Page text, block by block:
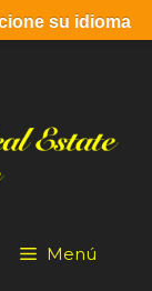
Menú
su idioma